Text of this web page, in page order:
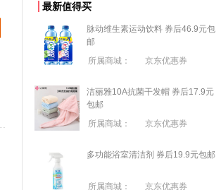
最新值得买
脉动维生素运动饮料 券后46.9元包
邮
所属商城：
京东优惠券
洁丽雅10A抗菌干发帽 券后17.9元
包邮
所属商城：
京东优惠券
多功能浴室清洁剂 券后19.9元包邮
所属商城： 京东优惠券